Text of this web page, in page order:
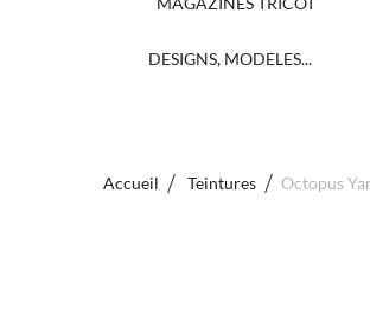
DESIGNS, MODELES...
Accueil Teintures Octopus